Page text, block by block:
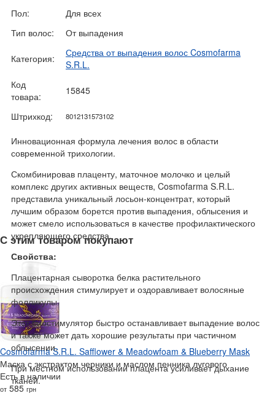
Пол:
Для всех
Тип волос:
От выпадения
Категория:
Средства от выпадения волос Cosmofarma
S.R.L.
Код
товара:
15845
Штрихкод: 8012131573102
Инновационная формула лечения волос в области
современной трихологии.
Скомбинировав плаценту, маточное молочко и целый
комплекс других активных веществ, Cosmofarma S.R.L.
представила уникальный лосьон-концентрат, который
лучшим образом борется против выпадения, облысения и
может смело использоваться в качестве профилактического
укрепляющего средства.
Свойства:
Плацентарная сыворотка белка растительного
происхождения стимулирует и оздоравливает волосяные
фолликулы.
Этот биостимулятор быстро останавливает выпадение волос
и также может дать хорошие результаты при частичном
облысении.
При местном использовании плацента усиливает дыхание
тканей.
С этим товаром покупают
Cosmofarma S.R.L. Safflower & Meadowfoam & Blueberry Mask
Маска с экстрактом черники и маслом пенника лугового
Есть в наличии
от 585грн